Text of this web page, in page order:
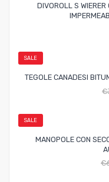
DIVOROLL S
SALE
TEGOLE CANADESI
€
SALE
MANOPOLE CON
€